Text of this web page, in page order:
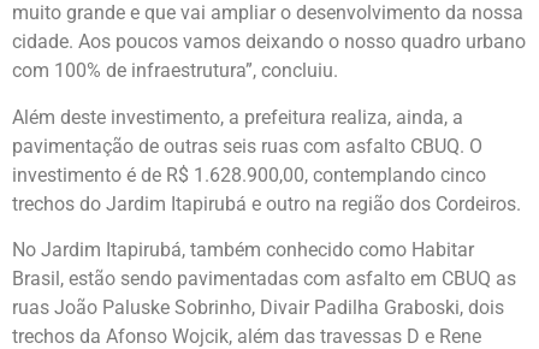
muito grande e que vai ampliar o desenvolvimento da nossa
cidade. Aos poucos vamos deixando o nosso quadro urbano
com 100% de infraestrutura”, concluiu.
Além deste investimento, a prefeitura realiza, ainda, a
pavimentação de outras seis ruas com asfalto CBUQ. O
investimento é de R$ 1.628.900,00, contemplando cinco
trechos do Jardim Itapirubá e outro na região dos Cordeiros.
No Jardim Itapirubá, também conhecido como Habitar
Brasil, estão sendo pavimentadas com asfalto em CBUQ as
ruas João Paluske Sobrinho, Divair Padilha Graboski, dois
trechos da Afonso Wojcik, além das travessas D e Rene